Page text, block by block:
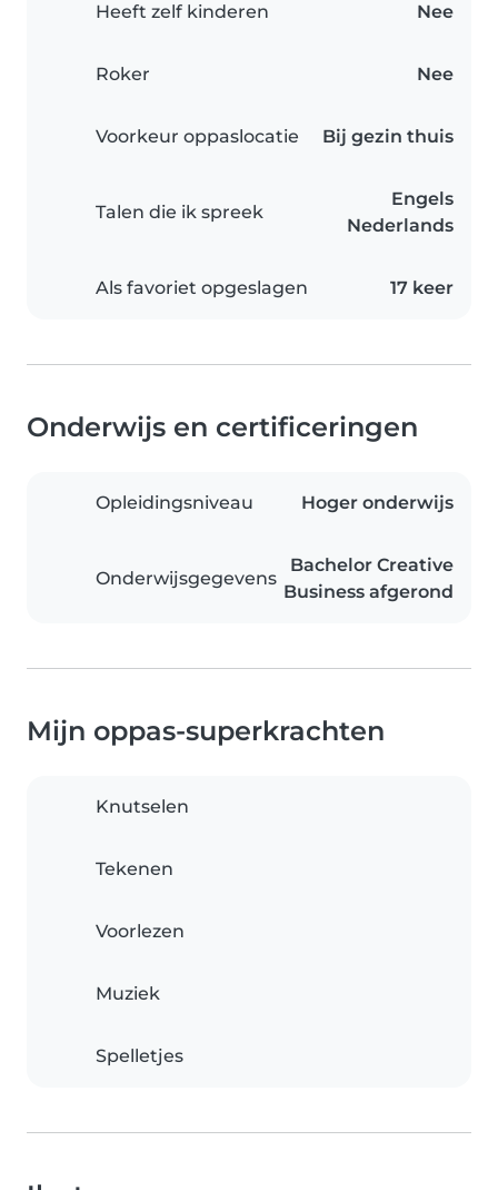
Heeft zelf kinderen Nee
Roker Nee
Voorkeur oppaslocatie Bij gezin thuis
Talen die ik spreek
Engels
Nederlands
Als favoriet opgeslagen 17 keer
Onderwijs en certificeringen
Opleidingsniveau Hoger onderwijs
Onderwijsgegevens
Bachelor Creative
Business afgerond
Mijn oppas-superkrachten
Knutselen
Tekenen
Voorlezen
Muziek
Spelletjes